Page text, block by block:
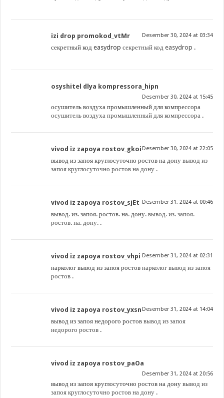
izi drop promokod_vtMr Desember 30, 2024 at 03:34
секретный код easydropсекретный код easydrop .
osyshitel dlya kompressora_hipn
Desember 30, 2024 at 15:45
осушитель воздуха промышленный для компрессора
осушитель воздуха промышленный для компрессора .
vivod iz zapoya rostov_gkoi Desember 30, 2024 at 22:05
вывод из запоя круглосуточно ростов на донувывод из
запоя круглосуточно ростов на дону .
vivod iz zapoya rostov_sjEt Desember 31, 2024 at 00:46
вывод. из. запоя. ростов. на. дону.вывод. из. запоя.
ростов. на. дону. .
vivod iz zapoya rostov_vhpi Desember 31, 2024 at 02:31
нарколог вывод из запоя ростовнарколог вывод из запоя
ростов .
vivod iz zapoya rostov_yxsn Desember 31, 2024 at 14:04
вывод из запоя недорого ростоввывод из запоя
недорого ростов .
vivod iz zapoya rostov_paOa
Desember 31, 2024 at 20:56
вывод из запоя круглосуточно ростов на донувывод из
запоя круглосуточно ростов на дону .